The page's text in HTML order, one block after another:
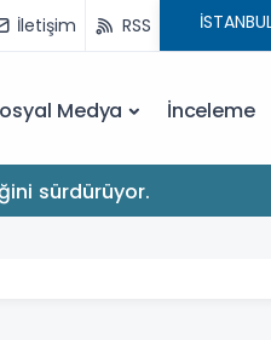
İletişim RSS
Medya İnceleme
sürdürüyor.